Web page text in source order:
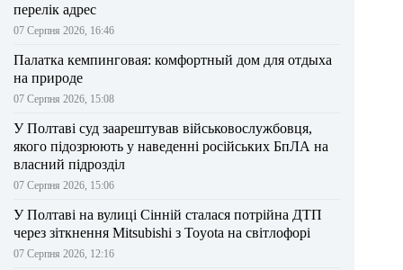
перелік адрес
07 Серпня 2026, 16:46
Палатка кемпинговая: комфортный дом для отдыха
на природе
07 Серпня 2026, 15:08
У Полтаві суд заарештував військовослужбовця,
якого підозрюють у наведенні російських БпЛА на
власний підрозділ
07 Серпня 2026, 15:06
У Полтаві на вулиці Сінній сталася потрійна ДТП
через зіткнення Mitsubishi з Toyota на світлофорі
07 Серпня 2026, 12:16